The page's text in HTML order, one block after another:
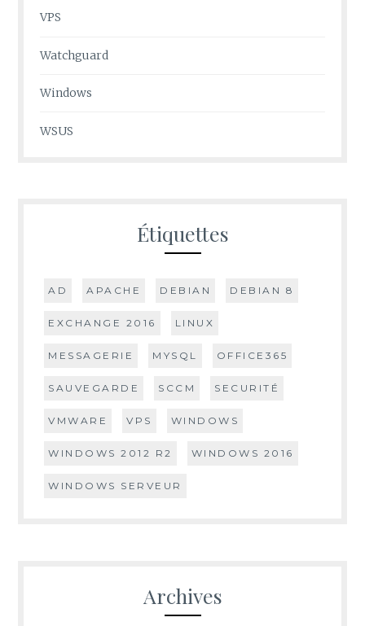
VPS
Watchguard
Windows
WSUS
Étiquettes
AD APACHE DEBIAN DEBIAN 8
EXCHANGE 2016 LINUX
MESSAGERIE MYSQL OFFICE365
SAUVEGARDE SCCM SECURITÉ
VMWARE VPS WINDOWS
WINDOWS 2012 R2 WINDOWS 2016
WINDOWS SERVEUR
Archives